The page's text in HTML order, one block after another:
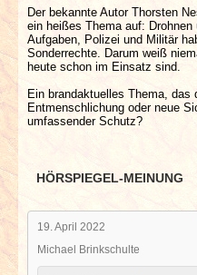
Der bekannte Autor Thorsten
ein heißes Thema auf:
Aufgaben, Polizei und Militär
Sonderrechte. Darum weiß
heute schon im Einsatz sind.
Ein brandaktuelles Thema, das
Entmenschlichung oder neue
umfassender Schutz?
HÖRSPIEGEL-MEINUNG
19. April 2022
Michael Brinkschulte